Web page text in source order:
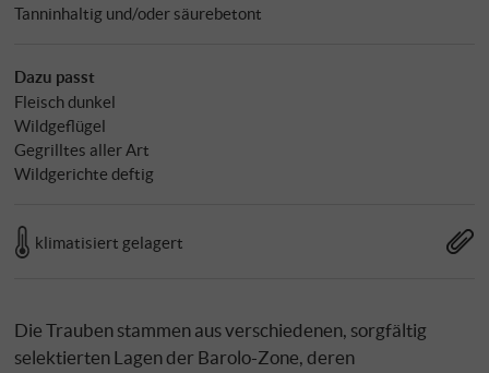
Tanninhaltig und/oder säurebetont
Dazu passt
Fleisch dunkel
Wildgeflügel
Gegrilltes aller Art
Wildgerichte deftig
klimatisiert gelagert
Die Trauben stammen aus verschiedenen, sorgfältig
selektierten Lagen der Barolo-Zone, deren